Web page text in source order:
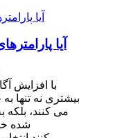
آیا
با افزایش
بیشتری نه تنها
می کنند،
شده